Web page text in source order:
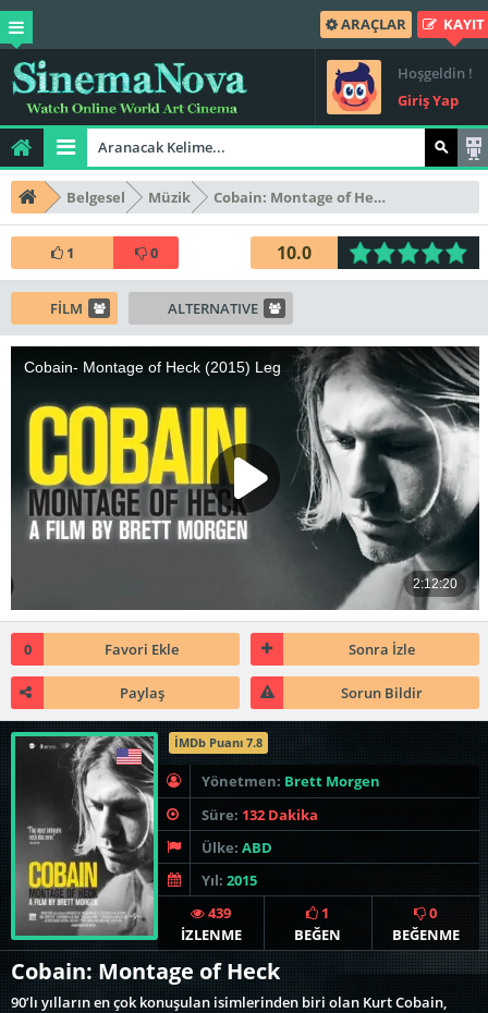
ARAÇLAR KAYIT
Hoşgeldin !
Giriş Yap
Belgesel Müzik Cobain: Montage of Heck
1 0 10.0
FİLM ALTERNATIVE
0 Favori Ekle Sonra İzle
Paylaş Sorun Bildir
İMDb Puanı 7.8
Yönetmen: Brett Morgen
Süre: 132 Dakika
Ülke: ABD
Yıl: 2015
439
İZLENME
1
BEĞEN
0
BEĞENME
Cobain: Montage of Heck
90’lı yılların en çok konuşulan isimlerinden biri olan Kurt Cobain,